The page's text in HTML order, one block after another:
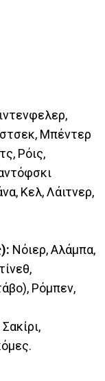
Μπέντερ
Ρόις,
Κελ, Λάιτνερ,
Νόιερ, Αλάμπα,
Ρόμπεν,